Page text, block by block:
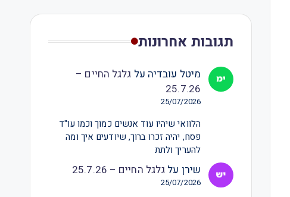
תגובות אחרונות
מיטל עובדיה על גלגל החיים –
25.7.26
25/07/2026
הלוואי שיהיו עוד אנשים כמוך וכמו עו"ד
פסח, יהיה זכרו ברוך, שיודעים איך ומה
להעריך ולתת
שירן על גלגל החיים – 25.7.26
25/07/2026